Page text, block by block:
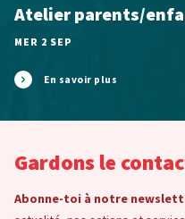
Atelier parents/
MER 2 SEP
En savoir plus
Gardons le
Abonne-toi à notre